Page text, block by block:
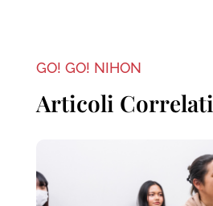
GO! GO! NIHON
Articoli Correlati